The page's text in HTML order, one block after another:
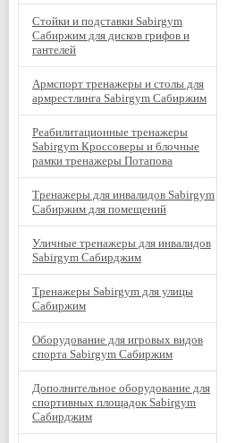
Стойки и подставки Sabirgym
Сабиржим для дисков грифов и
гантелей
Армспорт тренажеры и столы для
армрестлинга Sabirgym Сабиржим
Реабилитационные тренажеры
Sabirgym Кроссоверы и блочные
рамки тренажеры Потапова
Тренажеры для инвалидов Sabirgym
Сабиржим для помещений
Уличные тренажеры для инвалидов
Sabirgym Сабирджим
Тренажеры Sabirgym для улицы
Сабиржим
Оборудование для игровых видов
спорта Sabirgym Сабиржим
Дополнительное оборудование для
спортивных площадок Sabirgym
Сабирджим